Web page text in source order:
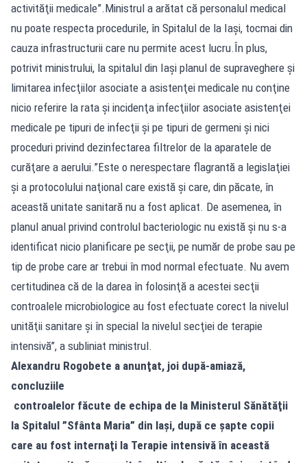
activităţii medicale”.Ministrul a arătat că personalul medical
nu poate respecta procedurile, în Spitalul de la Iaşi, tocmai din
cauza infrastructurii care nu permite acest lucru.În plus,
potrivit ministrului, la spitalul din Iaşi planul de supraveghere şi
limitarea infecţiilor asociate a asistenţei medicale nu conţine
nicio referire la rata şi incidenţa infecţiilor asociate asistenţei
medicale pe tipuri de infecţii şi pe tipuri de germeni şi nici
proceduri privind dezinfectarea filtrelor de la aparatele de
curăţare a aerului.”Este o nerespectare flagrantă a legislaţiei
şi a protocolului naţional care există şi care, din păcate, în
această unitate sanitară nu a fost aplicat. De asemenea, în
planul anual privind controlul bacteriologic nu există şi nu s-a
identificat nicio planificare pe secţii, pe număr de probe sau pe
tip de probe care ar trebui în mod normal efectuate. Nu avem
certitudinea că de la darea în folosinţă a acestei secţii
controalele microbiologice au fost efectuate corect la nivelul
unităţii sanitare şi în special la nivelul secţiei de terapie
intensivă”, a subliniat ministrul.
Alexandru Rogobete a anunţat, joi după-amiază,
concluziile
controalelor făcute de echipa de la Ministerul Sănătăţii
la Spitalul ”Sfânta Maria” din Iaşi, după ce şapte copii
care au fost internaţi la Terapie intensivă în această